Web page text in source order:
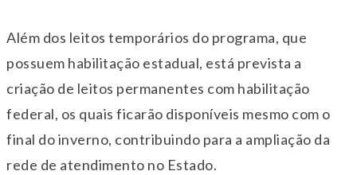
Além dos leitos temporários do programa, que
possuem habilitação estadual, está prevista a
criação de leitos permanentes com habilitação
federal, os quais ficarão disponíveis mesmo com o
final do inverno, contribuindo para a ampliação da
rede de atendimento no Estado.